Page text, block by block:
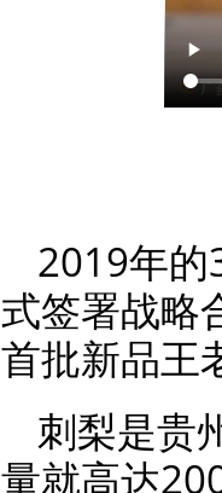
2019年的
式签署战略
首批新品王
刺梨是贵
量就高达